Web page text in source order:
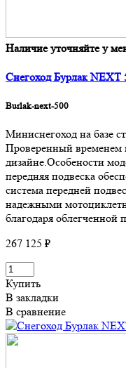
Наличие уточняйте у
Снегоход Бурлак NEXT
Burlak-next-500
Миниснегоход на базе
Проверенный временем
дизайне.Особености
передняя подвеска
система передней
надежными
благодаря облегченной
267 125 ₽
Купить
В закладки
В сравнение